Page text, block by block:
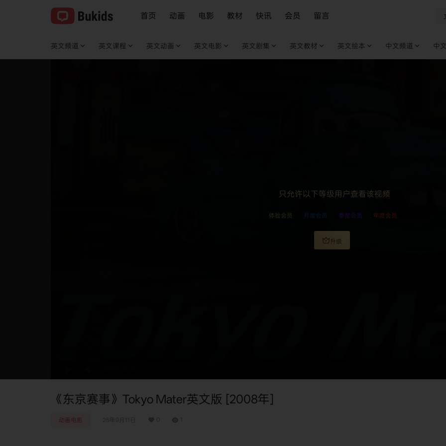
首页 动画 电影 教材 快讯 会员 留言
英文频道 英文课程 英文动画 英文电影 英文剧集 英文教材 英文绘本 中文频道 中
只允许以下等级用户查看该视频
体验会员 月度会员 季度会员 年度会员
升级
《东京赛事》Tokyo Mater英文版 [2008年]
动画电影 25年9月11日